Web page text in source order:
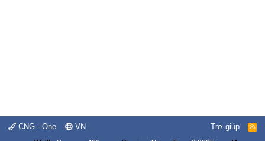
CNG - One VN Trợ giúp
R